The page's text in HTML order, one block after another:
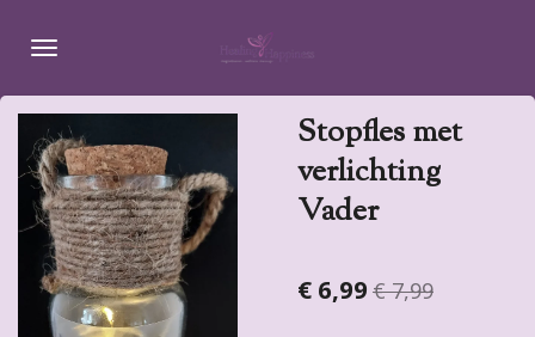
direct
de
hoofdinhoud
Stopfles met
verlichting
Vader
€ 6,99 € 7,99